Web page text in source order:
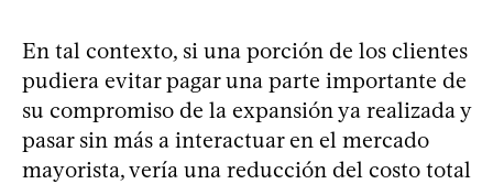
En tal contexto, si una porción de los clientes
pudiera evitar pagar una parte importante de
su compromiso de la expansión ya realizada y
pasar sin más a interactuar en el mercado
mayorista, vería una reducción del costo total